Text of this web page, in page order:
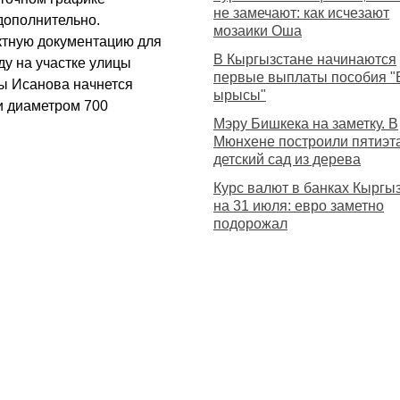
документацию для
на участке улицы
Исанова начнется
диаметром 700
не замечают: как исчезают
мозаики Оша
В Кыргызстане начинаются
первые выплаты пособия
ырысы"
Мэру Бишкека на заметку. В
Мюнхене построили
детский сад из дерева
Курс валют в банках
на 31 июля: евро заметно
подорожал